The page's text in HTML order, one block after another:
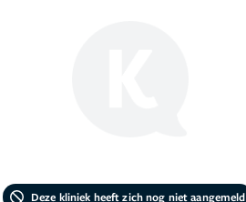
Deze kliniek heeft zich nog niet aangemeld